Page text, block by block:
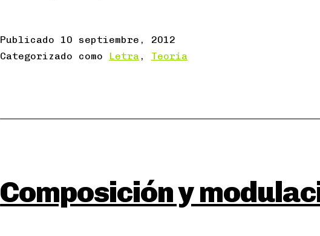
Publicado 10 septiembre, 2012
Categorizado como
Letra , Teoría
Composición y